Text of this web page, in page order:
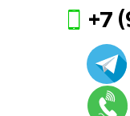
+7